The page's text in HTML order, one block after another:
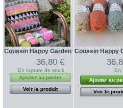
Coussin Happy Garden
36,80 €
En rupture de stock
Ajouter au panier
Voir le produit
Coussin Happy
En
Ajouter au
Voir le